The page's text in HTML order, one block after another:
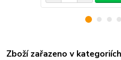
Zboží zařazeno v kategoriích